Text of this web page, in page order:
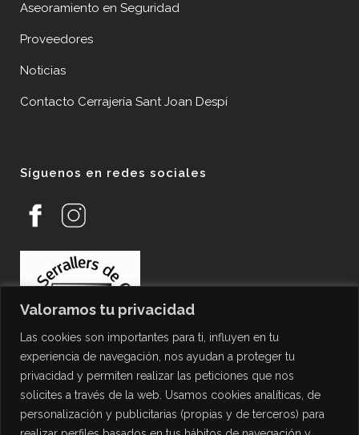
Valoramos tu privacidad
Las cookies son importantes para ti, influyen en tu
experiencia de navegación, nos ayudan a proteger tu
privacidad y permiten realizar las peticiones que nos
solicites a través de la web. Usamos cookies analíticas, de
personalización y publicitarias (propias y de terceros) para
Aseoramiento en Seguridad
Proveedores
Noticias
Contacto Cerrajería Sant Joan Despí
Síguenos en redes sociales
PROTECCIÓN DE DATOS